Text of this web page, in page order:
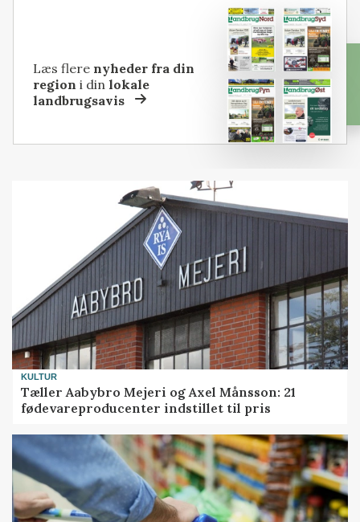
Læs flere nyheder fra din
region i dinlokale
landbrugsavis
KULTUR
Tæller Aabybro Mejeri og Axel Månsson: 21
fødevareproducenter indstillet til pris